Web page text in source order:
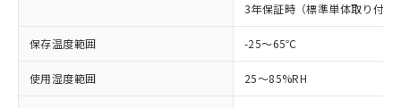
3年保証時（標準単体取り付
保存温度範囲 -25～65℃
使用湿度範囲 25～85%RH
記載している更新日時点での社内デー
タに基づき作成されるものであり、閲
覧された時点での実際の在庫および標
ミウム(Cd) 100ppm以下、
六価クロム(Cr(Ⅵ)) 1000ppm以下、ポリ臭化ビフェニル
類(PBB) 1000ppm以下、ポリ臭化ジフェニルエーテル類
(PBDE) 1000ppm以下、フタル酸ビス(2-エチルヘキシ
*中国RoHS10物質の基準値 (GB/T26572)：
Pb(鉛) :1000ppm、 Hg(水銀) : 1000ppm、 Cd(カドミウ
Cr(Ⅵ)(六価クロム) : 1000ppm、 PBBs(ポリ臭化ビフェ
（以下｢規制貨物等」という）を輸出
または国外への提供する場合は、日本
国政府の輸出許可(または役務取引許
可)を取得するなどの必要な手続きを
当社は規制貨物を破棄する場合は、完
号
一定数以上の在庫あり